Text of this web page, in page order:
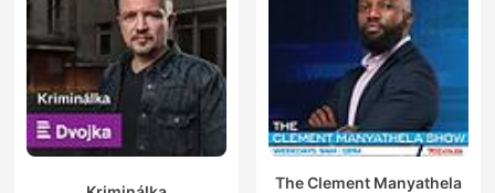
The Clement Manyathela